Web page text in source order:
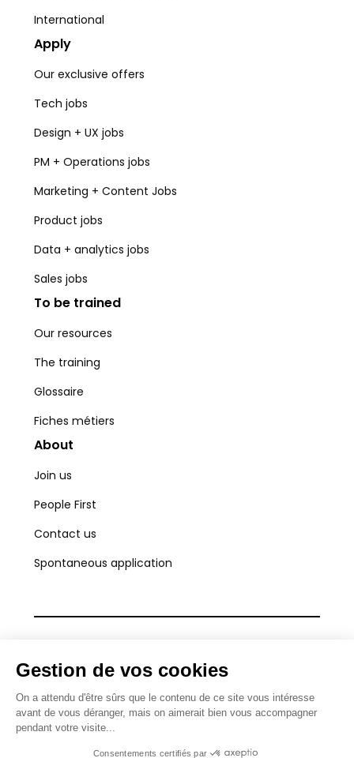
International
Apply
Our exclusive offers
Tech jobs
Design + UX jobs
PM + Operations jobs
Marketing + Content Jobs
Product jobs
Data + analytics jobs
Sales jobs
To be trained
Our resources
The training
Glossaire
Fiches métiers
About
Join us
People First
Contact us
Spontaneous application
© 2023 Skillink — All rights reserved.
Confidentiality policy